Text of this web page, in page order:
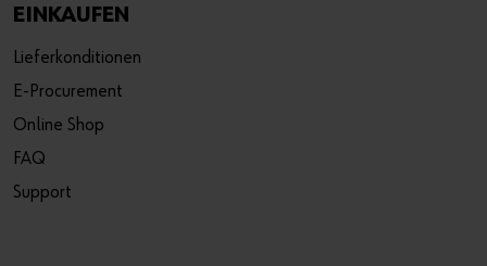
EINKAUFEN
Lieferkonditionen
E-Procurement
Online Shop
FAQ
Support